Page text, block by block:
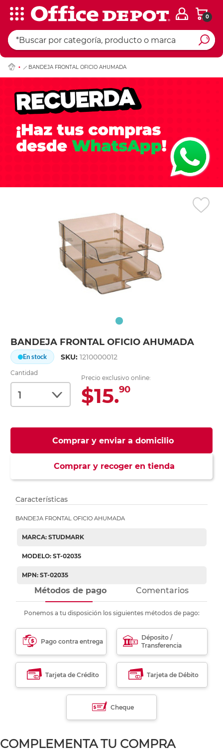
0
BANDEJA FRONTAL OFICIO AHUMADA
BANDEJA FRONTAL OFICIO AHUMADA
En stock SKU:1210000012
Cantidad
Precio exclusivo online:
$15.90
Comprar y enviar a domicilio
Comprar y recoger en tienda
Ingresar Codigo
Características
BANDEJA FRONTAL OFICIO AHUMADA
MARCA: STUDMARK
MODELO: ST-02035
MPN: ST-02035
Métodos de pago Comentarios
Ponemos a tu disposición los siguientes métodos de pago:
Pago contra entrega
Déposito /
Transferencia
Tarjeta de Crédito Tarjeta de Débito
Cheque
COMPLEMENTA TU COMPRA